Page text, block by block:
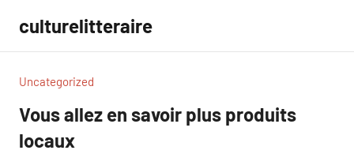
contenu
culturelitteraire
Uncategorized
Vous allez en savoir plus produits
locaux